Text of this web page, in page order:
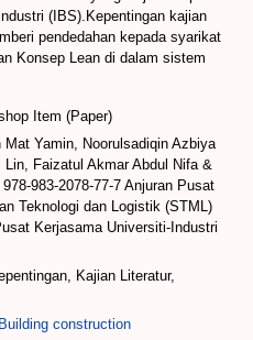
(IBS).Kepentingan kajian
pendedahan kepada syarikat
Konsep Lean di dalam sistem
Item (Paper)
Mat Yamin, Noorulsadiqin Azbiya
Lin, Faizatul Akmar Abdul Nifa &
983-2078-77-7 Anjuran Pusat
Teknologi dan Logistik (STML)
Kerjasama Universiti-Industri
Kajian Literatur,
construction